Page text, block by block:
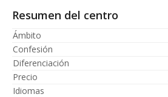
Resumen del centro
Ámbito
Confesión
Diferenciación
Precio
Idiomas